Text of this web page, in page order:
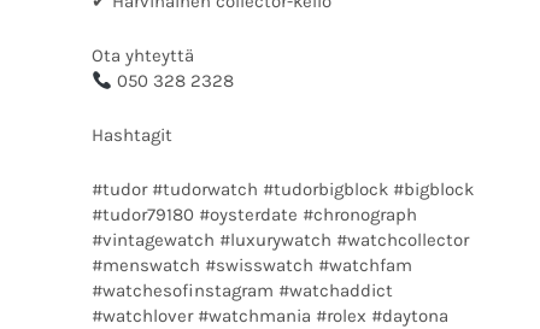
Ota yhteyttä
050 328 2328
Hashtagit
#tudor #tudorwatch #tudorbigblock #bigblock
#tudor79180 #oysterdate #chronograph
#vintagewatch #luxurywatch #watchcollector
#menswatch #swisswatch #watchfam
#watchesofinstagram #watchaddict
#watchlover #watchmania #rolex #daytona